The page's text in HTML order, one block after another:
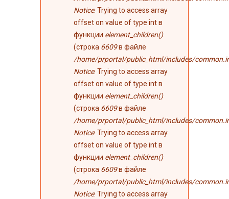
Notice: Trying to access array
offset on value of type int в
функции element_children()
(строка 6609в файле
/home/prportal/public_html/includes/
Notice: Trying to access array
offset on value of type int в
функции element_children()
(строка 6609в файле
/home/prportal/public_html/includes/
Notice: Trying to access array
offset on value of type int в
функции element_children()
(строка 6609в файле
/home/prportal/public_html/includes/
Notice: Trying to access array